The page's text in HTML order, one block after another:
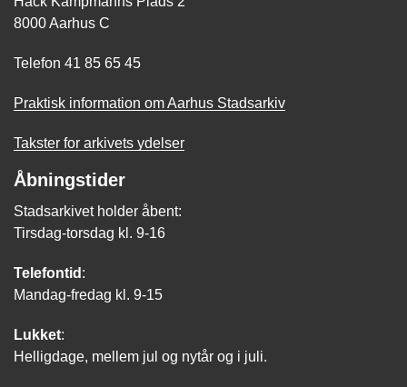
8000 Aarhus C
Telefon 41 85 65 45
Praktisk information om Aarhus Stadsarkiv
Takster for arkivets ydelser
Åbningstider
Stadsarkivet holder åbent:
Tirsdag-torsdag kl. 9-16
Telefontid :
Mandag-fredag kl. 9-15
Lukket:
Helligdage, mellem jul og nytår og i juli.